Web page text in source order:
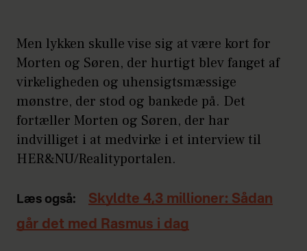
Men lykken skulle vise sig at være kort for
Morten og Søren, der hurtigt blev fanget af
virkeligheden og uhensigtsmæssige
mønstre, der stod og bankede på. Det
fortæller Morten og Søren, der har
indvilliget i at medvirke i et interview til
HER&NU/Realityportalen.
Læs også:
Skyldte 4,3 millioner: Sådan
går det med Rasmus i dag